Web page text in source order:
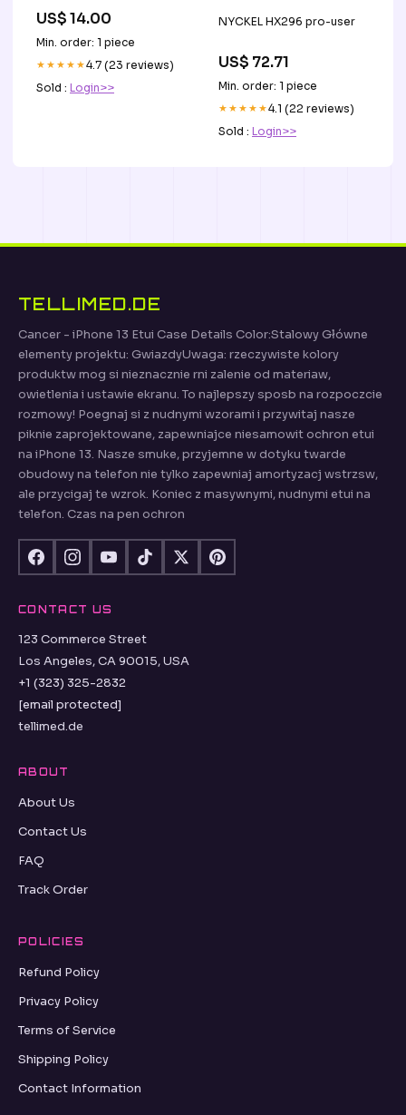
US$ 14.00
Min. order: 1 piece
★★★★★4.7 (23 reviews)
Sold : Login>>
NYCKEL HX296 pro-user
US$ 72.71
Min. order: 1 piece
★★★★★4.1 (22 reviews)
Sold : Login>>
TELLIMED.DE
Cancer - iPhone 13 Etui Case Details Color:Stalowy Główne
elementy projektu: GwiazdyUwaga: rzeczywiste kolory
produktw mog si nieznacznie rni zalenie od materiaw,
owietlenia i ustawie ekranu. To najlepszy sposb na rozpoczcie
rozmowy! Poegnaj si z nudnymi wzorami i przywitaj nasze
piknie zaprojektowane, zapewniajce niesamowit ochron etui
na iPhone 13. Nasze smuke, przyjemne w dotyku twarde
obudowy na telefon nie tylko zapewniaj amortyzacj wstrzsw,
ale przycigaj te wzrok. Koniec z masywnymi, nudnymi etui na
telefon. Czas na pen ochron
CONTACT US
123 Commerce Street
Los Angeles, CA 90015, USA
+1 (323) 325-2832
[email protected]
tellimed.de
ABOUT
About Us
Contact Us
FAQ
Track Order
POLICIES
Refund Policy
Privacy Policy
Terms of Service
Shipping Policy
Contact Information